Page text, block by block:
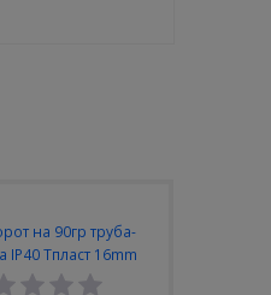
на 90гр труба-
IP40 Тпласт 16mm